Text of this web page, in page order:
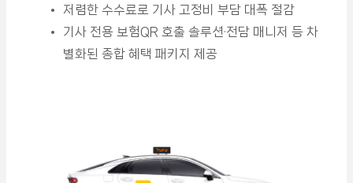
저렴한 수수료로 기사 고정비 부담 대폭 절감
기사 전용 보험QR 호출 솔루션·전담 매니저 등 차
별화된 종합 혜택 패키지 제공